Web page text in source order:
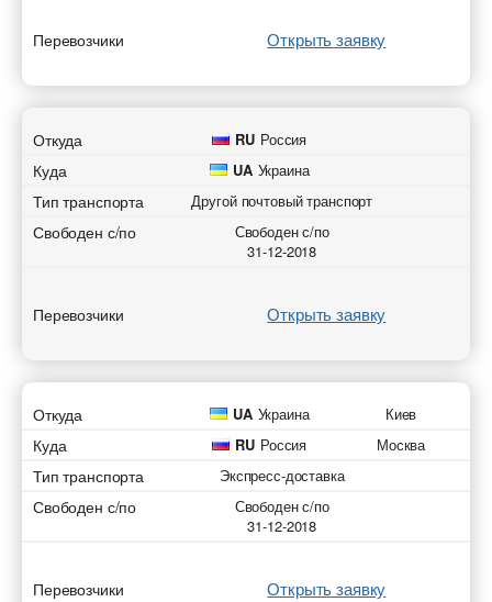
Перевозчики Открыть заявку
Откуда RU Россия
Куда UA Украина
Тип транспорта Другой почтовый транспорт
Свободен с/по
Свободен с/по
31-12-2018
Перевозчики Открыть заявку
Откуда UA Украина Киев
Куда RU Россия Москва
Тип транспорта Экспресс-доставка
Свободен с/по
Свободен с/по
31-12-2018
Перевозчики Открыть заявку